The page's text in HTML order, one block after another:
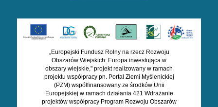
„Europejski Fundusz Rolny na rzecz Rozwoju
Obszarów Wiejskich: Europa inwestująca w
obszary wiejskie," projekt realizowany w ramach
projektu współpracy pn. Portal Ziemi Myślenickiej
(PZM) współfinansowany ze środków Unii
Europejskiej w ramach działania 421 Wdrażanie
projektów współpracy Program Rozwoju Obszarów